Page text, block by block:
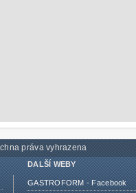
práva vyhrazena
DALŠÍ WEBY
GASTROFORM - Facebook